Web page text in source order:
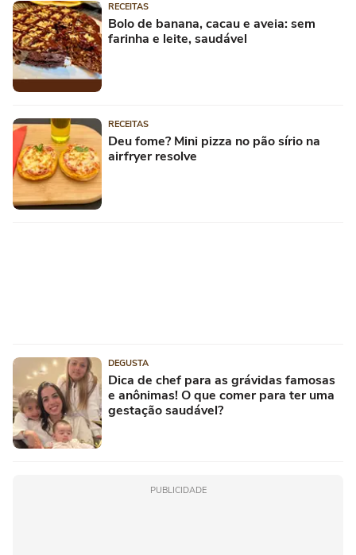
RECEITAS
Bolo de banana, cacau e aveia: sem
farinha e leite, saudável
RECEITAS
Deu fome? Mini pizza no pão sírio na
airfryer resolve
DEGUSTA
Dica de chef para as grávidas famosas
e anônimas! O que comer para ter uma
gestação saudável?
PUBLICIDADE